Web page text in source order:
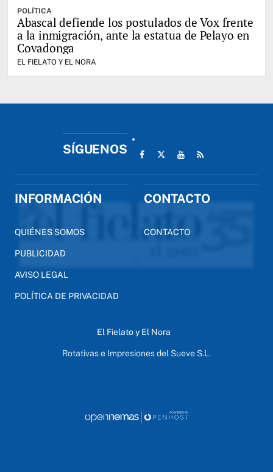
POLÍTICA
Abascal defiende los postulados de Vox frente
a la inmigración, ante la estatua de Pelayo en
Covadonga
EL FIELATO Y EL NORA
SÍGUENOS
INFORMACIÓN
QUIÉNES SOMOS
PUBLICIDAD
AVISO LEGAL
POLÍTICA DE PRIVACIDAD
CONTACTO
CONTACTO
El Fielato y El Nora
Rotativas e Impresiones del Sueve S.L.